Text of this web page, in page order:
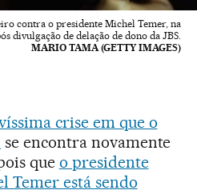
contra o presidente Michel Temer, na
divulgação de delação de dono da JBS.
MARIO TAMA (GETTY IMAGES)
crise em que o
se encontra novamente
que o presidente
Temer está sendo